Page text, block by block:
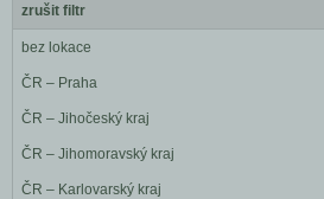
zrušit filtr
bez lokace
ČR – Praha
ČR – Jihočeský kraj
ČR – Jihomoravský kraj
ČR – Karlovarský kraj